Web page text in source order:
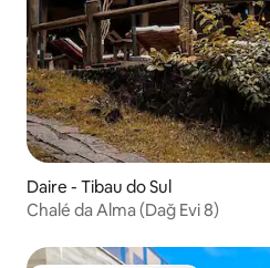
Daire - Tibau do Sul
Chalé da Alma (Dağ Evi 8)